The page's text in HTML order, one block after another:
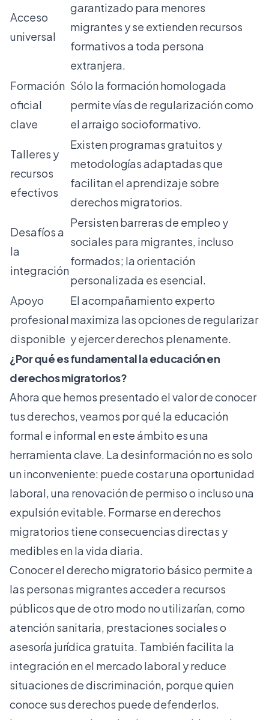
Acceso
universal
garantizado para menores
migrantes y se extienden recursos
formativos a toda persona
extranjera.
Formación
oficial
clave
Sólo la formación homologada
permite vías de regularización como
el arraigo socioformativo.
Talleres y
recursos
efectivos
Existen programas gratuitos y
metodologías adaptadas que
facilitan el aprendizaje sobre
derechos migratorios.
Desafíos a
la
integración
Persisten barreras de empleo y
sociales para migrantes, incluso
formados; la orientación
personalizada es esencial.
Apoyo
profesional
disponible
El acompañamiento experto
maximiza las opciones de regularizar
y ejercer derechos plenamente.
¿Por qué es fundamental la educación en
derechos migratorios?
Ahora que hemos presentado el valor de conocer
tus derechos, veamos por qué la educación
formal e informal en este ámbito es una
herramienta clave. La desinformación no es solo
un inconveniente: puede costar una oportunidad
laboral, una renovación de permiso o incluso una
expulsión evitable. Formarse en derechos
migratorios tiene consecuencias directas y
medibles en la vida diaria.
Conocer elderecho migratorio básico permite a
las personas migrantes acceder a recursos
públicos que de otro modo no utilizarían, como
atención sanitaria, prestaciones sociales o
asesoría jurídica gratuita. También facilita la
integración en el mercado laboral y reduce
situaciones de discriminación, porque quien
conoce sus derechos puede defenderlos.